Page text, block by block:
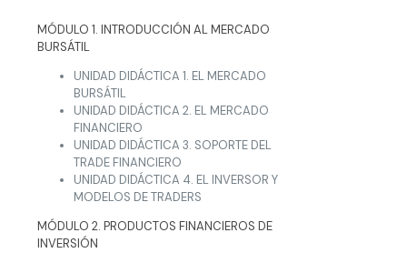
MÓDULO 1. INTRODUCCIÓN AL MERCADO
BURSÁTIL
UNIDAD DIDÁCTICA 1. EL MERCADO
BURSÁTIL
UNIDAD DIDÁCTICA 2. EL MERCADO
FINANCIERO
UNIDAD DIDÁCTICA 3. SOPORTE DEL
TRADE FINANCIERO
UNIDAD DIDÁCTICA 4. EL INVERSOR Y
MODELOS DE TRADERS
MÓDULO 2. PRODUCTOS FINANCIEROS DE
INVERSIÓN